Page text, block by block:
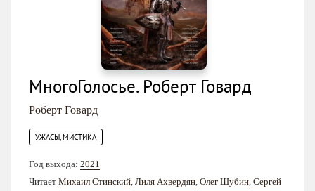
МногоГолосье. Роберт Говард
Роберт Говард
УЖАСЫ, МИСТИКА
Год выхода: 2021
Читает Михаил Стинский, Лиля Ахвердян, Олег Шубин, Сергей